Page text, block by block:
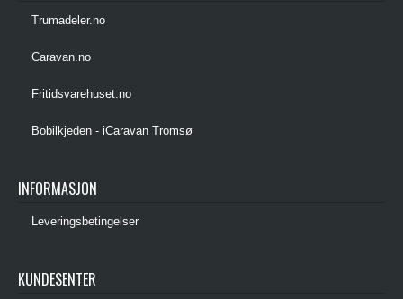
Trumadeler.no
Caravan.no
Fritidsvarehuset.no
Bobilkjeden - iCaravan Tromsø
INFORMASJON
Leveringsbetingelser
KUNDESENTER